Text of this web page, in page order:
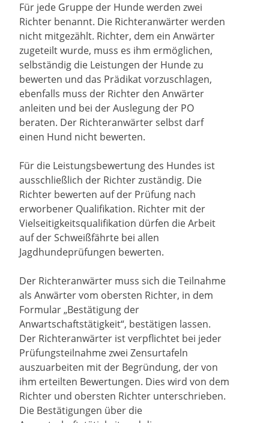
Für jede Gruppe der Hunde werden zwei
Richter benannt. Die Richteranwärter werden
nicht mitgezählt. Richter, dem ein Anwärter
zugeteilt wurde, muss es ihm ermöglichen,
selbständig die Leistungen der Hunde zu
bewerten und das Prädikat vorzuschlagen,
ebenfalls muss der Richter den Anwärter
anleiten und bei der Auslegung der PO
beraten. Der Richteranwärter selbst darf
einen Hund nicht bewerten.
Für die Leistungsbewertung des Hundes ist
ausschließlich der Richter zuständig. Die
Richter bewerten auf der Prüfung nach
erworbener Qualifikation. Richter mit der
Vielseitigkeitsqualifikation dürfen die Arbeit
auf der Schweißfährte bei allen
Jagdhundeprüfungen bewerten.
Der Richteranwärter muss sich die Teilnahme
als Anwärter vom obersten Richter, in dem
Formular „Bestätigung der
Anwartschaftstätigkeit“, bestätigen lassen.
Der Richteranwärter ist verpflichtet bei jeder
Prüfungsteilnahme zwei Zensurtafeln
auszuarbeiten mit der Begründung, der von
ihm erteilten Bewertungen. Dies wird von dem
Richter und obersten Richter unterschrieben.
Die Bestätigungen über die